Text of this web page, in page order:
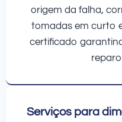
origem da falha,
tomadas em curto
certificado
Serviços para